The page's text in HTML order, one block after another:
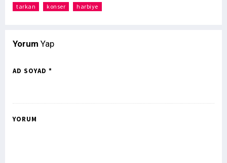
tarkan konser harbiye
Yorum Yap
AD SOYAD *
YORUM